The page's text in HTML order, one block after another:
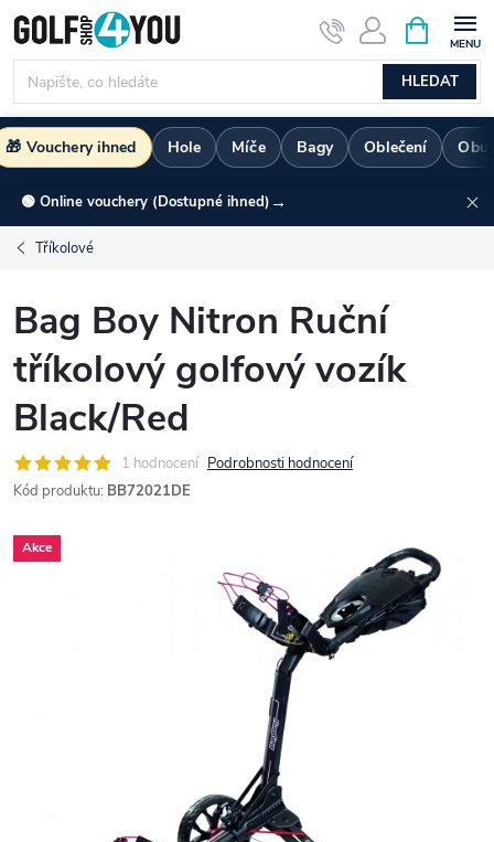
Přejít
na
obsah
HLEDAT
NÁKUPNÍ
KOŠÍK
🎁 Vouchery ihned Hole Míče Bagy Oblečení
🟢 Online vouchery (Dostupné ihned) →
Tříkolové
Bag Boy Nitron Ruční
tříkolový golfový vozík
Black/Red
1 hodnocení Podrobnosti hodnocení
Kód produktu: BB72021DE
Akce